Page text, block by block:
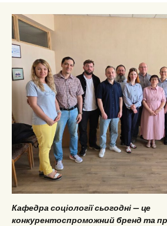
Кафедра соціології сьогодні — це
конкурентоспроможний бренд та